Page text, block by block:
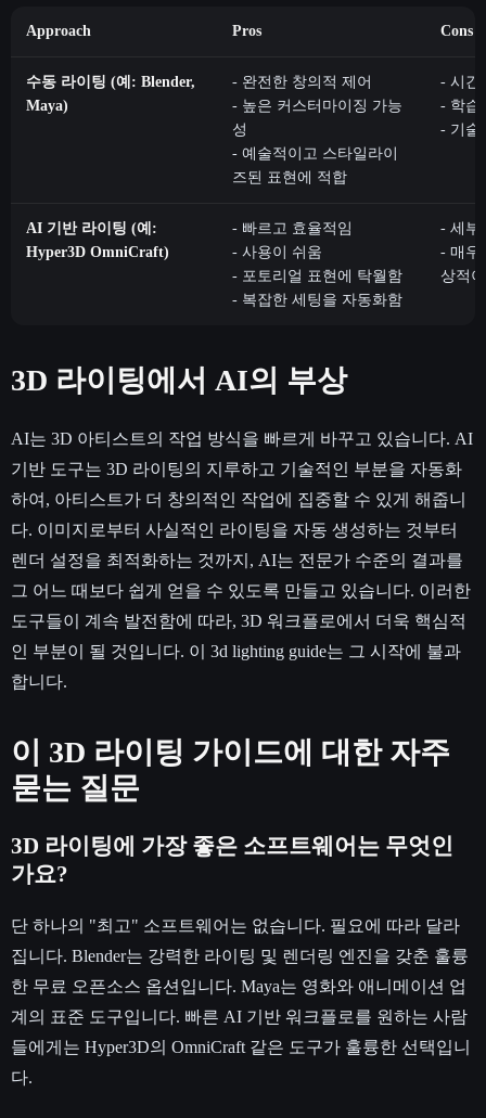
Approach Pros Cons
수동 라이팅 (예: Blender,
Maya)
- 완전한 창의적 제어
- 높은 커스터마이징 가능
성
- 예술적이고 스타일라이
즈된 표현에 적합
- 시간
- 학습
- 기술
AI 기반 라이팅 (예:
Hyper3D OmniCraft)
- 빠르고 효율적임
- 사용이 쉬움
- 포토리얼 표현에 탁월함
- 복잡한 세팅을 자동화함
- 세부
- 매우
상적
3D 라이팅에서 AI의 부상
AI는 3D 아티스트의 작업 방식을 빠르게 바꾸고 있습니다. AI
기반 도구는 3D 라이팅의 지루하고 기술적인 부분을 자동화
하여, 아티스트가 더 창의적인 작업에 집중할 수 있게 해줍니
다. 이미지로부터 사실적인 라이팅을 자동 생성하는 것부터
렌더 설정을 최적화하는 것까지, AI는 전문가 수준의 결과를
그 어느 때보다 쉽게 얻을 수 있도록 만들고 있습니다. 이러한
도구들이 계속 발전함에 따라, 3D 워크플로에서 더욱 핵심적
인 부분이 될 것입니다. 이 3d lighting guide는 그 시작에 불과
합니다.
이 3D 라이팅 가이드에 대한 자주
묻는 질문
3D 라이팅에 가장 좋은 소프트웨어는 무엇인
가요?
단 하나의 "최고" 소프트웨어는 없습니다. 필요에 따라 달라
집니다. Blender는 강력한 라이팅 및 렌더링 엔진을 갖춘 훌륭
한 무료 오픈소스 옵션입니다. Maya는 영화와 애니메이션 업
계의 표준 도구입니다. 빠른 AI 기반 워크플로를 원하는 사람
들에게는 Hyper3D의 OmniCraft 같은 도구가 훌륭한 선택입니
다.